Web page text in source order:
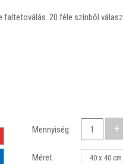
faltetoválás. 20 féle színből
Mennyiség:
Méret